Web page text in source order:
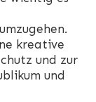
kreative
und zur
und